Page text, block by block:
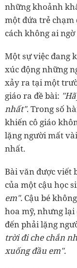
những khoảnh
một đứa trẻ
cách không ai ngờ
Một sự việc đang
xúc động những
xảy ra tại một
giáo ra đề bài:
nhất". Trong số
khiến cô giáo
lặng người mất
nhất.
Bài văn được viết
của một cậu học
em". Cậu bé
hoa mỹ, nhưng
đến phải lặng
trời đi che chắn
xuống đầu em".